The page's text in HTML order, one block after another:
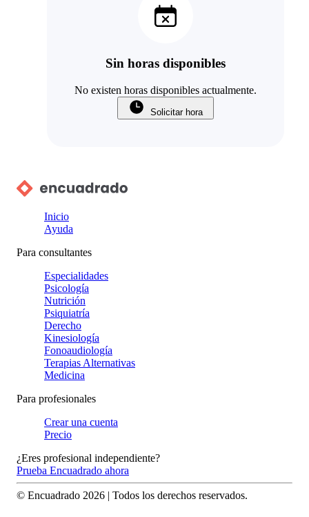
Sin horas disponibles
No existen horas disponibles actualmente.
Solicitar hora
Inicio
Ayuda
Para consultantes
Especialidades
Psicología
Nutrición
Psiquiatría
Derecho
Kinesiología
Fonoaudiología
Terapias Alternativas
Medicina
Para profesionales
Crear una cuenta
Precio
¿Eres profesional independiente?
Prueba Encuadrado ahora
© Encuadrado 2026 | Todos los derechos reservados.